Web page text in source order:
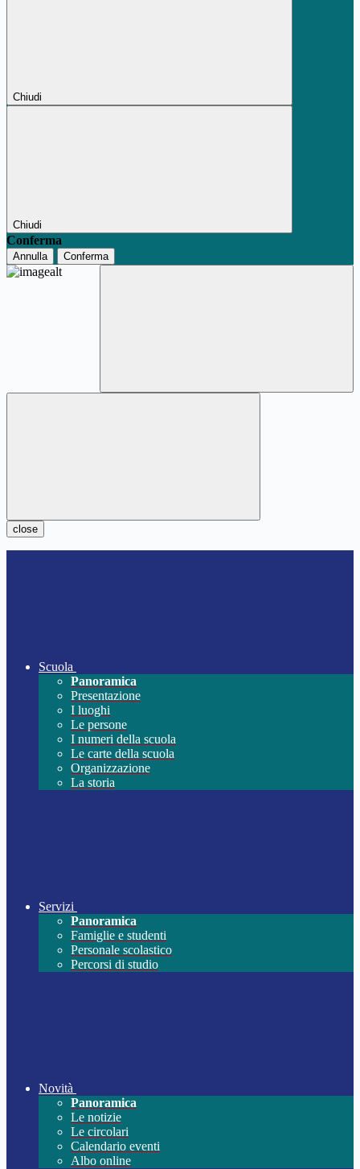
Chiudi
Chiudi
Conferma
Annulla Conferma
close
Scuola
Panoramica
Presentazione
I luoghi
Le persone
I numeri della scuola
Le carte della scuola
Organizzazione
La storia
Servizi
Panoramica
Famiglie e studenti
Personale scolastico
Percorsi di studio
Novità
Panoramica
Le notizie
Le circolari
Calendario eventi
Albo online